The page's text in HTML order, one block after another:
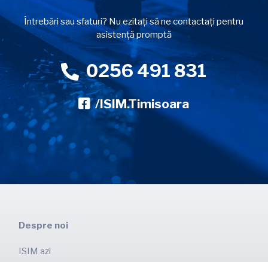
Întrebări sau sfaturi? Nu ezitați să ne contactați pentru
asistență promptă
0256 491 831
/ISIM.Timisoara
Despre noi
ISIM azi